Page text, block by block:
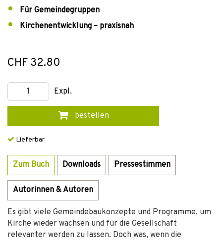
Für Gemeindegruppen
Kirchenentwicklung – praxisnah
CHF 32.80
Expl.
bestellen
Lieferbar
Zum Buch Downloads Pressestimmen
Autorinnen & Autoren
Es gibt viele Gemeindebaukonzepte und Programme, um
Kirche wieder wachsen und für die Gesellschaft
relevanter werden zu lassen. Doch was, wenn die